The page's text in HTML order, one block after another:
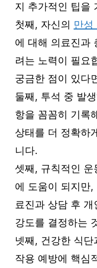
지 추가적인 팁을
첫째, 자신의 만성
에 대해 의료진과
려는 노력이 필요
궁금한 점이 있다
둘째, 투석 중 발
항을 꼼꼼히 기록
상태를 더 정확하
니다.
셋째, 규칙적인 운
에 도움이 되지만
료진과 상담 후
강도를 결정하는
넷째, 건강한 식
작용 예방에 핵심